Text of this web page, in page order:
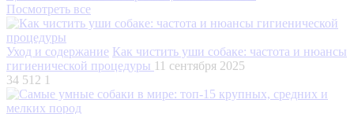
Посмотреть все
Уход и содержание Как чистить уши собаке: частота и нюансы
гигиенической процедуры 11 сентября 2025
34 512 1